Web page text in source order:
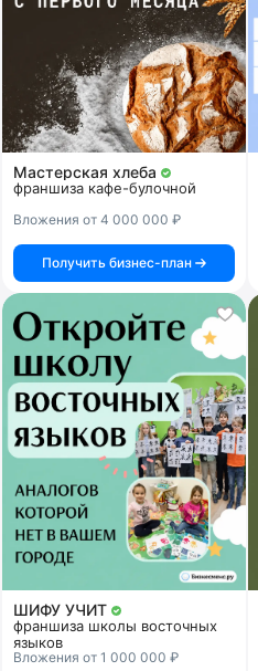
Мастерская хлеба
франшиза кафе-булочной
Вложения от 4 000 000 ₽
Получить бизнес-план
ШИФУ УЧИТ
франшиза школы восточных
языков
Вложения от 1 000 000 ₽